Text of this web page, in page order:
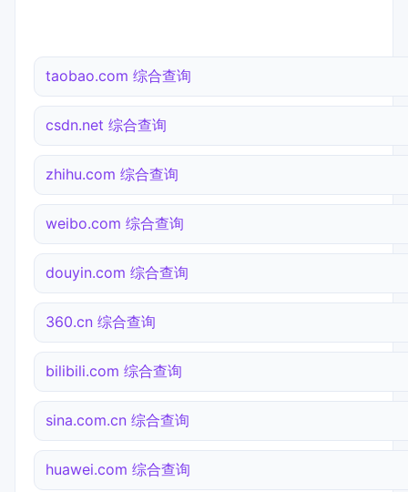
taobao.com 综合查询
csdn.net 综合查询
zhihu.com 综合查询
weibo.com 综合查询
douyin.com 综合查询
360.cn 综合查询
bilibili.com 综合查询
sina.com.cn 综合查询
huawei.com 综合查询